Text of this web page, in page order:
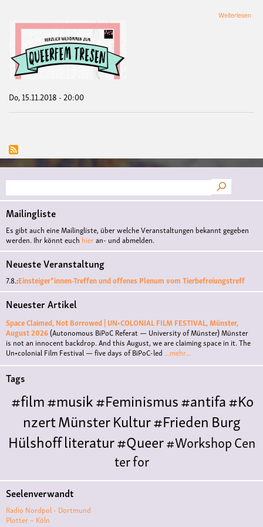
Weiterlesen
Do, 15.11.2018 - 20:00
Suche
Mailingliste
Es gibt auch eine Mailingliste, über welche Veranstaltungen bekannt gegeben
werden. Ihr könnt euch hieran- und abmelden.
Neueste Veranstaltung
7.8.:Einsteiger*innen-Treffen und offenes Plenum vom Tierbefreiungstreff
Neuester Artikel
Space Claimed, Not Borrowed | UN•COLONIAL FILM FESTIVAL, Münster,
August 2026(Autonomous BiPoC Referat — University of Münster)Münster
is not an innocent backdrop. And this August, we are claiming space in it. The
Un•colonial Film Festival — five days of BiPoC-led ...mehr...
Tags
#film#musik#Feminismus#antifa#Ko
nzertMünsterKultur#FriedenBurg
Hülshoffliteratur#Queer#WorkshopCen
ter for
LiteraturePolyamoriePolytreff#liveKonzert
Polyamorietreff
MonogamieCNM
Seelenverwandt
Radio Nordpol - Dortmund
Plotter – Köln